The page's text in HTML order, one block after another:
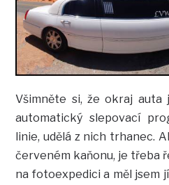
Všimněte si, že okraj auta
automatický slepovací
linie, udělá z nich trhanec.
červeném kaňonu, je třeba
na fotoexpedici a měl jsem